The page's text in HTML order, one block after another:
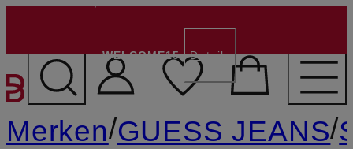
GA NAAR
WELCOME15 Details
Merken/GUESS JEANS/